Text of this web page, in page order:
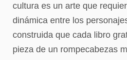
cultura es un arte que
dinámica entre los
construida que cada libro
pieza de un rompecabezas